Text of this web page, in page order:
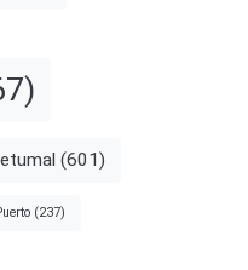
(601)
(237)